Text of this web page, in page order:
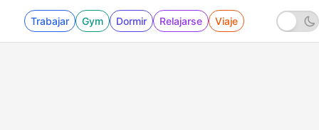
Trabajar Gym Dormir Relajarse Viaje